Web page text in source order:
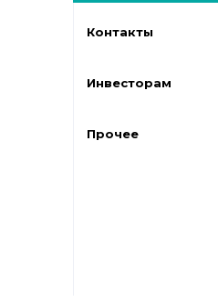
Контакты
Инвесторам
Прочее